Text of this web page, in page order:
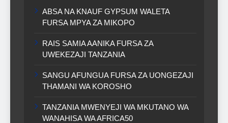
ABSA NA KNAUF GYPSUM WALETA
FURSA MPYA ZA MIKOPO
RAIS SAMIA AANIKA FURSA ZA
UWEKEZAJI TANZANIA
SANGU AFUNGUA FURSA ZA UONGEZAJI
THAMANI WA KOROSHO
TANZANIA MWENYEJI WA MKUTANO WA
WANAHISA WA AFRICA50